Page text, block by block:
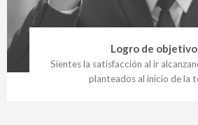
Logro de
Sientes la satisfacción al ir
planteados al inicio de la